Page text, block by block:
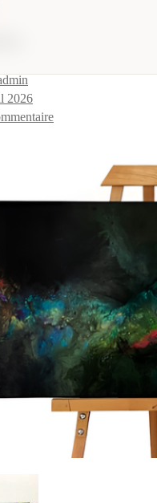
2026
Interstellar